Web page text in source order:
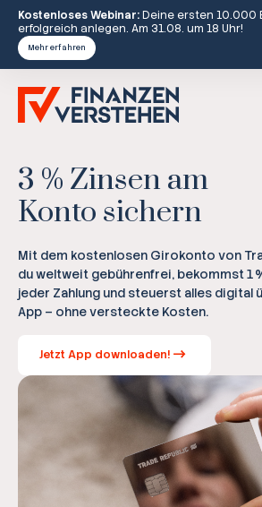
Kostenloses Webinar:Deine ersten 10.000
erfolgreich anlegen. Am 31.08. um 18 Uhr!
Mehr erfahren
3 % Zinsen am
Konto sichern
Mit dem kostenlosen Girokonto von
du weltweit gebührenfrei, bekommst 1
jeder Zahlung und steuerst alles digital
App – ohne versteckte Kosten.
Jetzt App downloaden!